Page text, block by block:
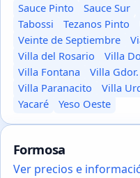
Sauce Pinto
Sauce Sur
Tabossi
Tezanos Pinto
Veinte de Septiembre
Villa del Rosario
Villa
Villa Fontana
Villa
Villa Paranacito
Villa
Yacaré
Yeso Oeste
Formosa
Ver precios e